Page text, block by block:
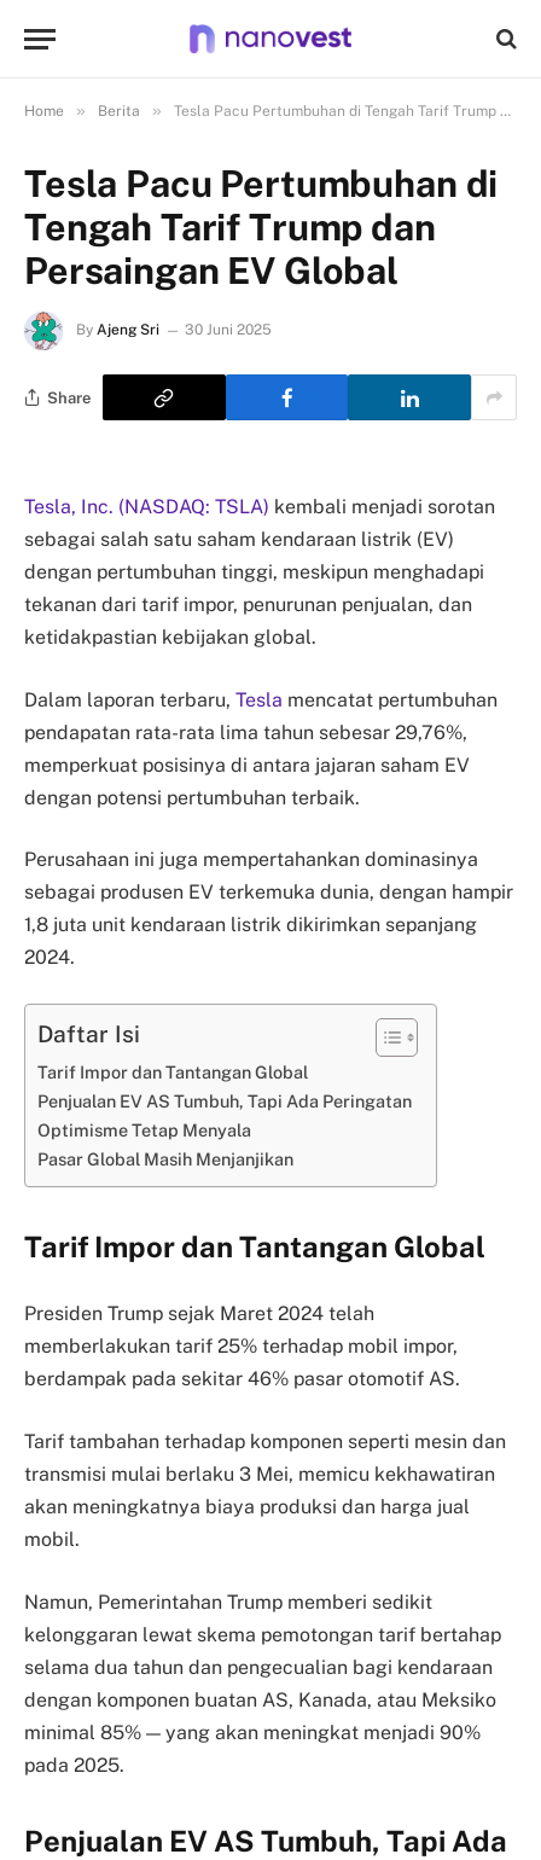
Home » Berita » Tesla Pacu Pertumbuhan di Tengah Tarif Trump dan Persaingan EV Global
Tesla Pacu Pertumbuhan di
Tengah Tarif Trump dan
Persaingan EV Global
By Ajeng Sri 30 Juni 2025
Share
Tesla, Inc. (NASDAQ: TSLA) kembali menjadi sorotan
sebagai salah satu saham kendaraan listrik (EV)
dengan pertumbuhan tinggi, meskipun menghadapi
tekanan dari tarif impor, penurunan penjualan, dan
ketidakpastian kebijakan global.
Dalam laporan terbaru, Tesla mencatat pertumbuhan
pendapatan rata-rata lima tahun sebesar 29,76%,
memperkuat posisinya di antara jajaran saham EV
dengan potensi pertumbuhan terbaik.
Perusahaan ini juga mempertahankan dominasinya
sebagai produsen EV terkemuka dunia, dengan hampir
1,8 juta unit kendaraan listrik dikirimkan sepanjang
2024.
Daftar Isi
Tarif Impor dan Tantangan Global
Penjualan EV AS Tumbuh, Tapi Ada Peringatan
Optimisme Tetap Menyala
Pasar Global Masih Menjanjikan
Tarif Impor dan Tantangan Global
Presiden Trump sejak Maret 2024 telah
memberlakukan tarif 25% terhadap mobil impor,
berdampak pada sekitar 46% pasar otomotif AS.
Tarif tambahan terhadap komponen seperti mesin dan
transmisi mulai berlaku 3 Mei, memicu kekhawatiran
akan meningkatnya biaya produksi dan harga jual
mobil.
Namun, Pemerintahan Trump memberi sedikit
kelonggaran lewat skema pemotongan tarif bertahap
selama dua tahun dan pengecualian bagi kendaraan
dengan komponen buatan AS, Kanada, atau Meksiko
minimal 85% — yang akan meningkat menjadi 90%
pada 2025.
Penjualan EV AS Tumbuh, Tapi Ada